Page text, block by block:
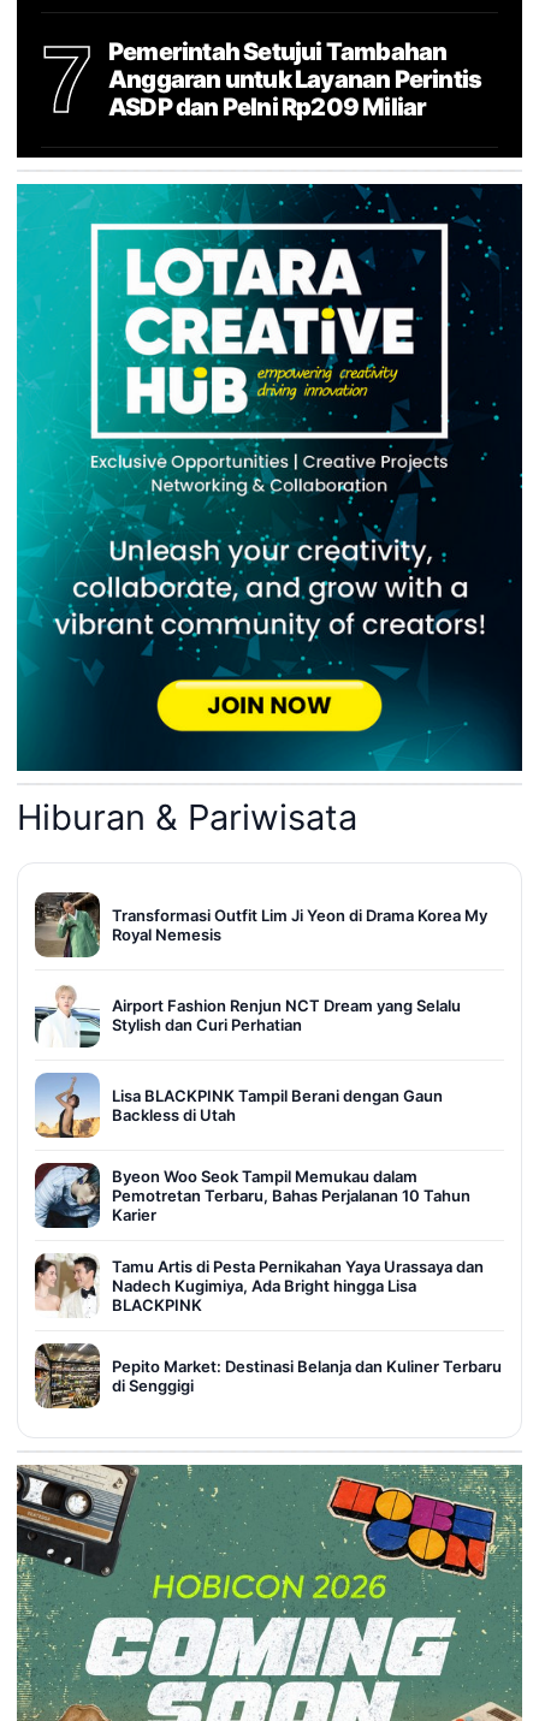
7
Pemerintah Setujui Tambahan
Anggaran untuk Layanan Perintis
ASDP dan Pelni Rp209 Miliar
Hiburan & Pariwisata
Transformasi Outfit Lim Ji Yeon di Drama Korea My
Royal Nemesis
Airport Fashion Renjun NCT Dream yang Selalu
Stylish dan Curi Perhatian
Lisa BLACKPINK Tampil Berani dengan Gaun
Backless di Utah
Byeon Woo Seok Tampil Memukau dalam
Pemotretan Terbaru, Bahas Perjalanan 10 Tahun
Karier
Tamu Artis di Pesta Pernikahan Yaya Urassaya dan
Nadech Kugimiya, Ada Bright hingga Lisa
BLACKPINK
Pepito Market: Destinasi Belanja dan Kuliner Terbaru
di Senggigi